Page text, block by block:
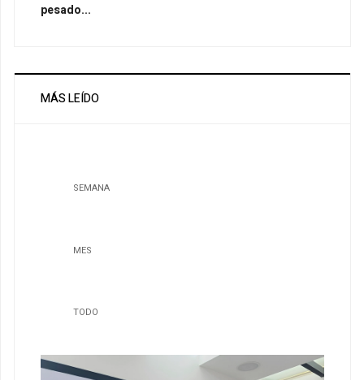
pesado...
MÁS LEÍDO
SEMANA
MES
TODO